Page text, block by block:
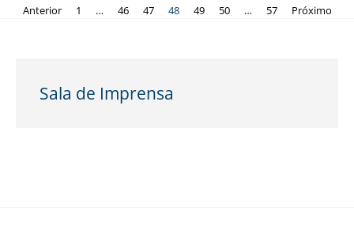
Anterior 1 … 46 47 48 49 50 … 57 Próximo
Sala de Imprensa